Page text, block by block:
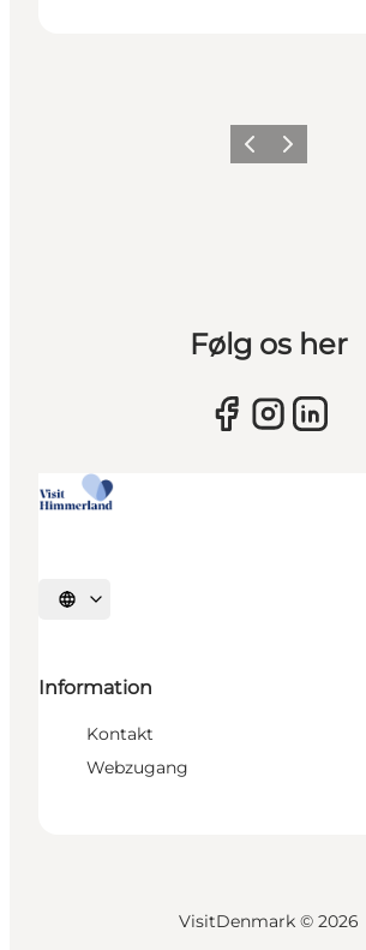
Vorherige Folie
Nächste Folie
Følg os her
Sprache auswählen
Information
Kontakt
Webzugang
VisitDenmark © 2026